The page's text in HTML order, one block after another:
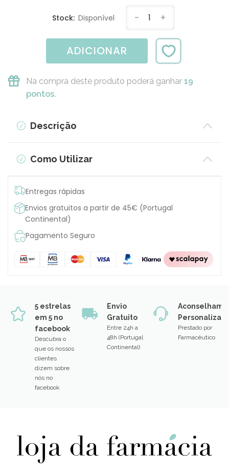
Stock: Disponível - 1 +
ADICIONAR
Na compra deste produto poderá ganhar 19
pontos.
Descrição
Como Utilizar
Entregas rápidas
Envios gratuitos a partir de 45€ (Portugal
Continental)
Pagamento Seguro
5 estrelas
em 5 no
facebook
Descubra o
que os nossos
clientes
dizem sobre
nós no
facebook
Envio
Gratuito
Entre 24h a
48h (Portugal
Continental)
Prestado por
Farmacêutico